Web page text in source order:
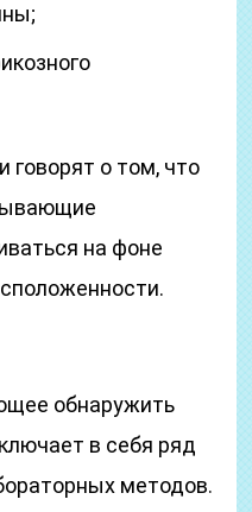
говорят о том, что
на фоне
обнаружить
в себя ряд
методов.